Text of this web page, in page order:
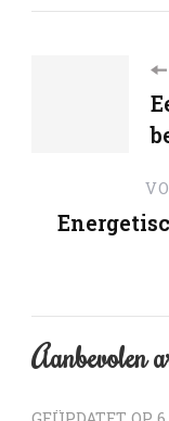
Aanbevolen